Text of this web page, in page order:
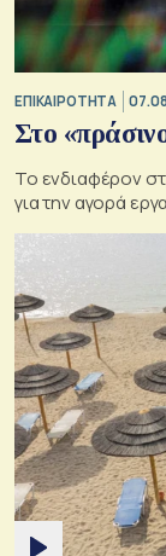
ΕΠΙΚΑΙΡΟΤΗΤΑ
Στο
Το ενδιαφέρον
για την αγορά